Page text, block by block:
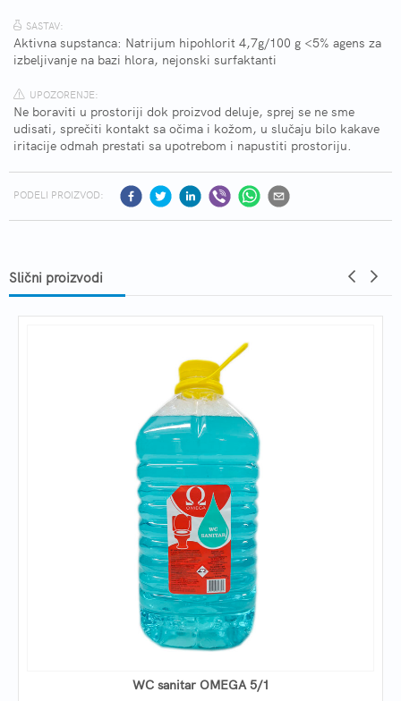
SASTAV:
Aktivna supstanca: Natrijum hipohlorit 4,7g/100 g <5% agens za
izbeljivanje na bazi hlora, nejonski surfaktanti
UPOZORENJE:
Ne boraviti u prostoriji dok proizvod deluje, sprej se ne sme
udisati, sprečiti kontakt sa očima i kožom, u slučaju bilo kakave
iritacije odmah prestati sa upotrebom i napustiti prostoriju.
PODELI PROIZVOD:
Slični proizvodi
WC sanitar OMEGA 5/1